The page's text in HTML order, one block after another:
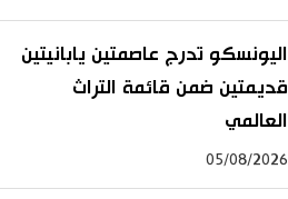
اليونسكو تدرج عاصمتين يابانيتين
قديمتين ضمن قائمة التراث
العالمي
05/08/2026